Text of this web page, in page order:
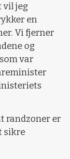
vil jeg
en
Vi fjerner
og
var
randzoner er
sikre